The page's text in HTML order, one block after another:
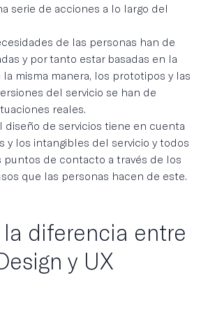
serie de acciones a lo largo del
de las personas han de
y por tanto estar basadas en la
la misma manera, los prototipos y las
del servicio se han de
reales.
diseño de servicios tiene en cuenta
y los intangibles del servicio y todos
puntos de contacto a través de los
que las personas hacen de este.
la diferencia entre
y UX